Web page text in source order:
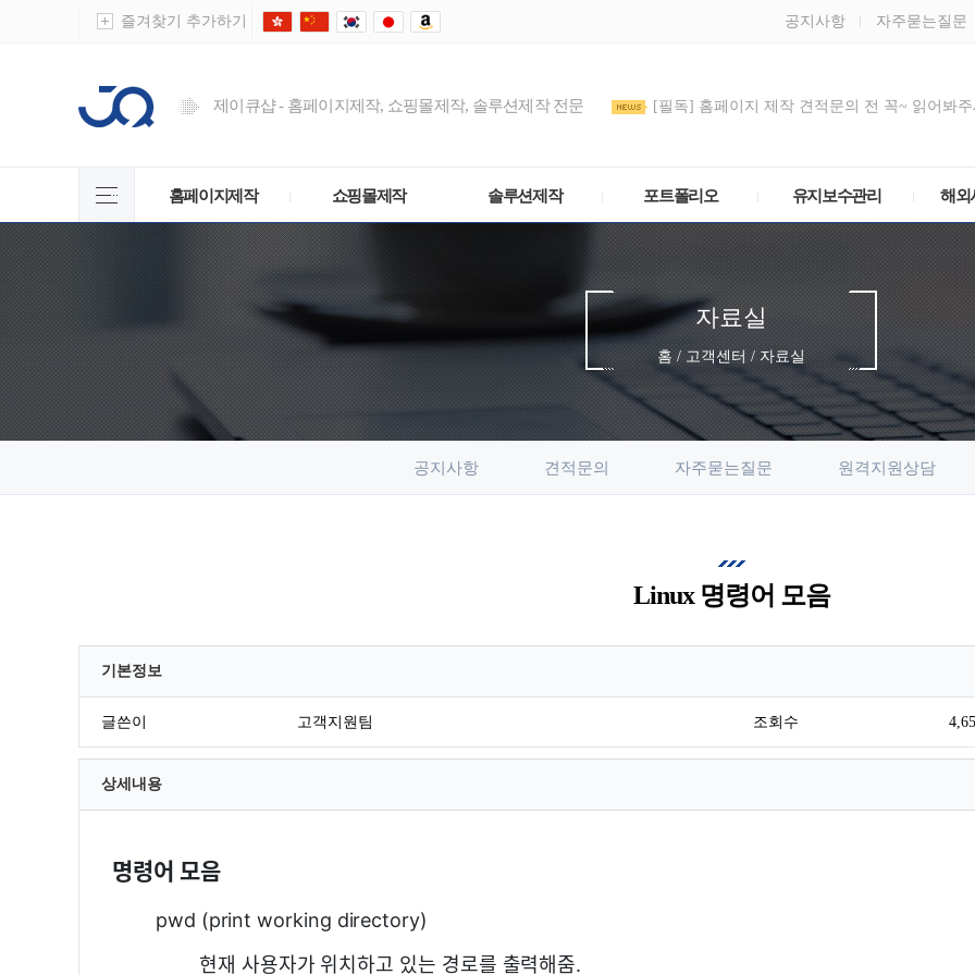
즐겨찾기 추가하기 공지사항 자주묻는질문
제이큐샵 - 홈페이지제작, 쇼핑몰제작, 솔루션제작 전문
[필독] 홈페이지 제작 견적문의 전 꼭~ 읽어봐
홈페이지제작 쇼핑몰제작 솔루션제작 포트폴리오 유지보수관리 해외
자료실
홈 / 고객센터 / 자료실
공지사항 견적문의 자주묻는질문 원격지원상담
Linux 명령어 모음
기본정보
글쓴이 고객지원팀 조회수
상세내용
명령어 모음
pwd (print working directory)
현재 사용자가 위치하고 있는 경로를 출력해줌.